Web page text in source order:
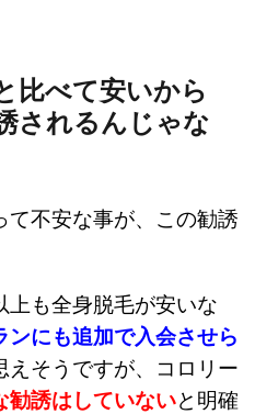
比べて安いから
されるんじゃな
て不安な事が、この勧誘
上も全身脱毛が安いな
ンにも追加で入会させら
えそうですが、コロリー
勧誘はしていないと明確